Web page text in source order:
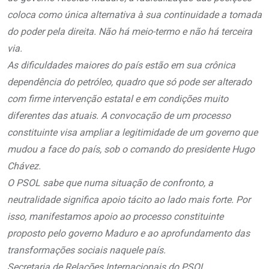
coloca como única alternativa à sua continuidade a tomada
do poder pela direita. Não há meio-termo e não há terceira
via.
As dificuldades maiores do país estão em sua crônica
dependência do petróleo, quadro que só pode ser alterado
com firme intervenção estatal e em condições muito
diferentes das atuais. A convocação de um processo
constituinte visa ampliar a legitimidade de um governo que
mudou a face do país, sob o comando do presidente Hugo
Chávez.
O PSOL sabe que numa situação de confronto, a
neutralidade significa apoio tácito ao lado mais forte. Por
isso, manifestamos apoio ao processo constituinte
proposto pelo governo Maduro e ao aprofundamento das
transformações sociais naquele país.